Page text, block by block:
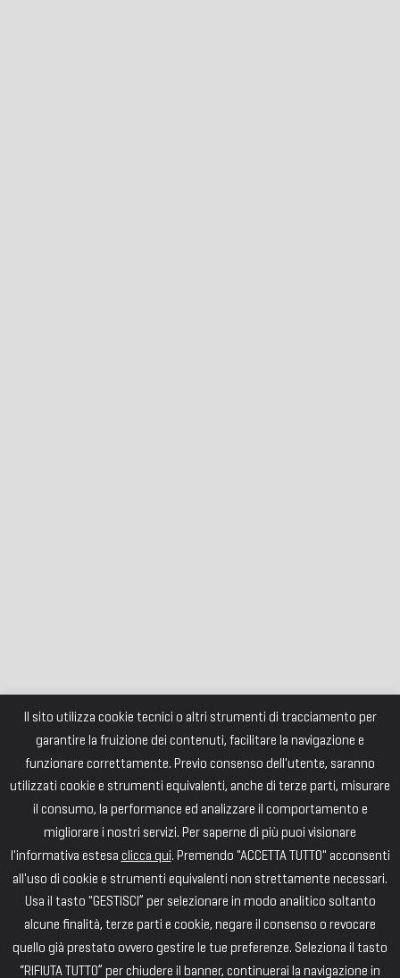
Il sito utilizza cookie tecnici o altri strumenti di tracciamento per
garantire la fruizione dei contenuti, facilitare la navigazione e
funzionare correttamente. Previo consenso dell'utente, saranno
utilizzati cookie e strumenti equivalenti, anche di terze parti, misurare
il consumo, la performance ed analizzare il comportamento e
migliorare i nostri servizi. Per saperne di più puoi visionare
l'informativa estesa clicca qui. Premendo "ACCETTA TUTTO" acconsenti
all'uso di cookie e strumenti equivalenti non strettamente necessari.
Usa il tasto "GESTISCI” per selezionare in modo analitico soltanto
alcune finalità, terze parti e cookie, negare il consenso o revocare
quello già prestato ovvero gestire le tue preferenze. Seleziona il tasto
“RIFIUTA TUTTO” per chiudere il banner, continuerai la navigazione in